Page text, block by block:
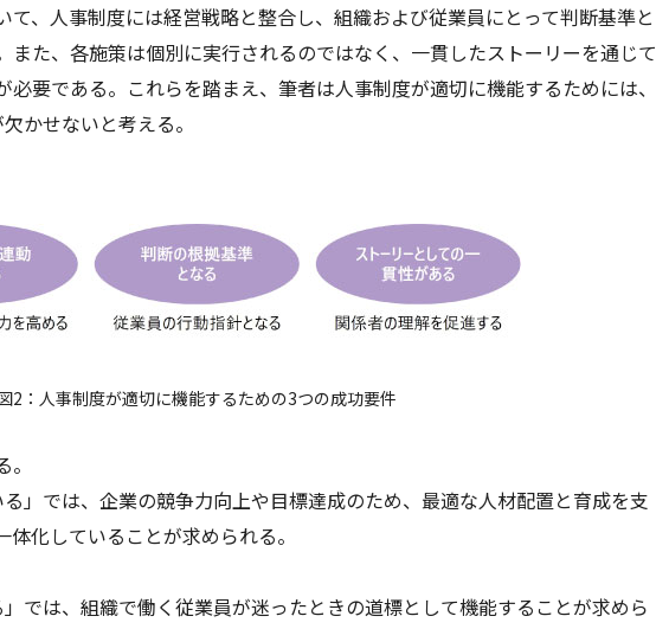
て、人事制度には経営戦略と整合し、組織および従業員にとって判断基準と
また、各施策は個別に実行されるのではなく、一貫したストーリーを通じて
要である。これらを踏まえ、筆者は人事制度が適切に機能するためには、
かせないと考える。
2：人事制度が適切に機能するための3つの成功要件
」では、企業の競争力向上や目標達成のため、最適な人材配置と育成を支
化していることが求められる。
では、組織で働く従業員が迷ったときの道標として機能することが求めら